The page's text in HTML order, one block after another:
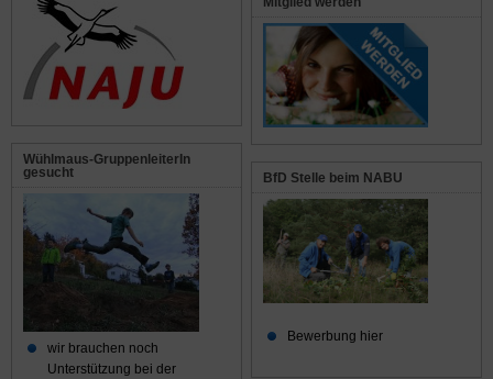
BfD Stelle beim NABU
Bewerbung hier
Wühlmaus-GruppenleiterIn
gesucht
wir brauchen noch
Unterstützung bei der